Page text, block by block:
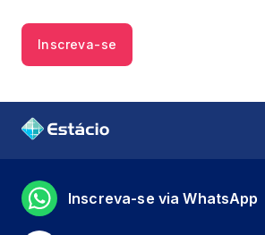
Inscreva-se
Inscreva-se via WhatsApp